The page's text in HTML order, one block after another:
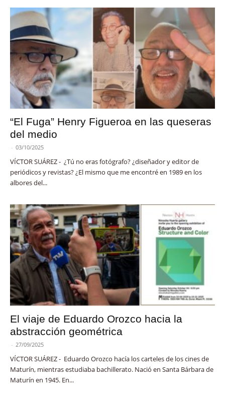
“El Fuga” Henry Figueroa en las queseras
del medio
- 03/10/2025
VÍCTOR SUÁREZ - ¿Tú no eras fotógrafo? ¿diseñador y editor de
periódicos y revistas? ¿El mismo que me encontré en 1989 en los
albores del...
El viaje de Eduardo Orozco hacia la
abstracción geométrica
- 27/09/2025
VÍCTOR SUÁREZ - Eduardo Orozco hacía los carteles de los cines de
Maturín, mientras estudiaba bachillerato. Nació en Santa Bárbara de
Maturín en 1945. En...